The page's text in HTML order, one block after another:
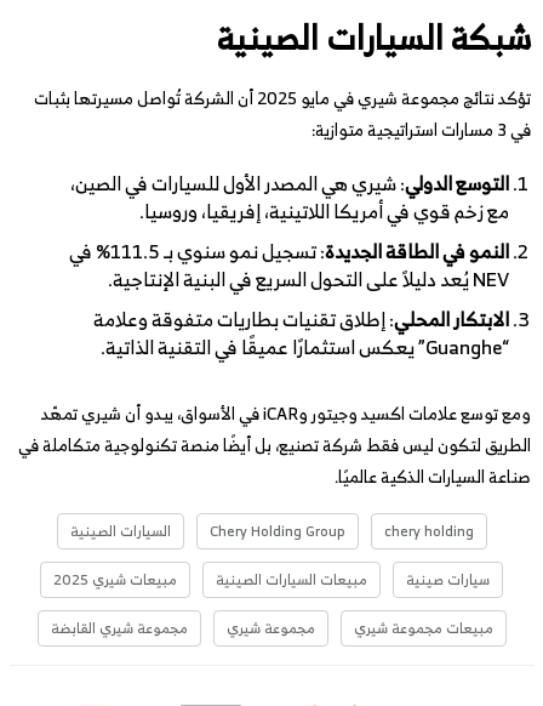
شبكة السيارات الصينية
تؤكد نتائج مجموعة شيري في مايو 2025 أن الشركة تُواصل مسيرتها بثبات
في 3 مسارات استراتيجية متوازية:
التوسع الدولي: شيري هي المصدر الأول للسيارات في الصين،
مع زخم قوي في أمريكا اللاتينية، إفريقيا، وروسيا.
النمو في الطاقة الجديدة
: تسجيل نمو سنوي بـ 111.5% في
NEV يُعد دليلاً على التحول السريع في البنية الإنتاجية.
الابتكار المحلي: إطلاق تقنيات بطاريات متفوقة وعلامة
“Guanghe” يعكس استثمارًا عميقًا في التقنية الذاتية.
ومع توسع علامات اكسيد وجيتور وiCAR في الأسواق، يبدو أن شيري تمهّد
الطريق لتكون ليس فقط شركة تصنيع، بل أيضًا منصة تكنولوجية متكاملة في
صناعة السيارات الذكية عالميًا.
chery holding
Chery Holding Group
السيارات الصينية
سيارات صينية
مبيعات السيارات الصينية
مبيعات شيري 2025
مبيعات مجموعة شيري
مجموعة شيري مجموعة شيري القابضة